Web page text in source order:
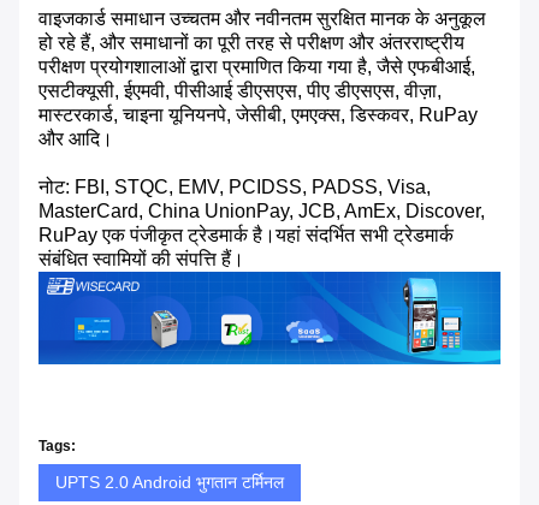
वाइजकार्ड समाधान उच्चतम और नवीनतम सुरक्षित मानक के अनुकूल
हो रहे हैं, और समाधानों का पूरी तरह से परीक्षण और अंतरराष्ट्रीय
परीक्षण प्रयोगशालाओं द्वारा प्रमाणित किया गया है, जैसे एफबीआई,
एसटीक्यूसी, ईएमवी, पीसीआई डीएसएस, पीए डीएसएस, वीज़ा,
मास्टरकार्ड, चाइना यूनियनपे, जेसीबी, एमएक्स, डिस्कवर, RuPay
और आदि।
नोट: FBI, STQC, EMV, PCIDSS, PADSS, Visa,
MasterCard, China UnionPay, JCB, AmEx, Discover,
RuPay एक पंजीकृत ट्रेडमार्क है।यहां संदर्भित सभी ट्रेडमार्क
संबंधित स्वामियों की संपत्ति हैं।
Tags:
UPTS 2.0 Android भुगतान टर्मिनल